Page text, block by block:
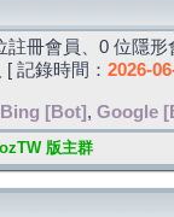
註冊會員、0 位隱
記錄時間： 2026-
Bing [Bot] , Google
版主群